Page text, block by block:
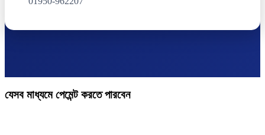
যেসব মাধ্যমে পেমেন্ট করতে পারবেন